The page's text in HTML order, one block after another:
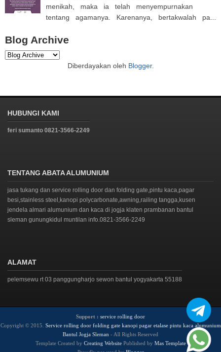
menikah, maka ia telah menyempurnakan
tentang agamanya. Karenanya, bertakwalah pa...
Blog Archive
Diberdayakan oleh Blogger.
HUBUNGI KAMI
feri sumanto 0821-3566-2249
TENTANG ABATA ALUMUNIUM
jasa tukang dan service rolling door dan folding gate,pintu kaca,pagar
besi,stainless steel,kanopi polycarbonate,awning,railing tangga,kusen
jendela almari alumunium dan kaca di jogja klaten prambanan bantul
sleman gunungkidul muntilan info.0821-3566-2249
ALAMAT
pelemsewu rt 03 panggungharjo sewon bantul yogyakarta 55188
Support : service rolling door
Copyright © 2015. Service rolling door folding gate kanopi pagar etalase pintu kaca alumunium
Bantul Jogja Sleman - All Rights Reserved
Template Created by Creating WebsitePublished by Mas Template